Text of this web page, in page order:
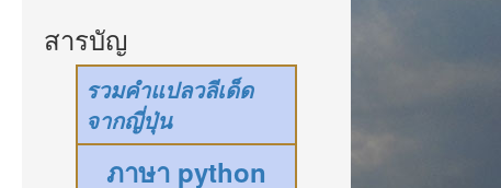
สารบัญ
รวมคำแปลวลีเด็ด
จากญี่ปุ่น
ภาษา python